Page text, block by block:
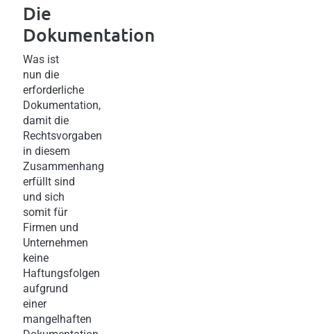
Die
Dokumentation
Was ist
nun die
erforderliche
Dokumentation,
damit die
Rechtsvorgaben
in diesem
Zusammenhang
erfüllt sind
und sich
somit für
Firmen und
Unternehmen
keine
Haftungsfolgen
aufgrund
einer
mangelhaften